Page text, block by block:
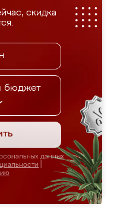
скидка
бюджет
данных